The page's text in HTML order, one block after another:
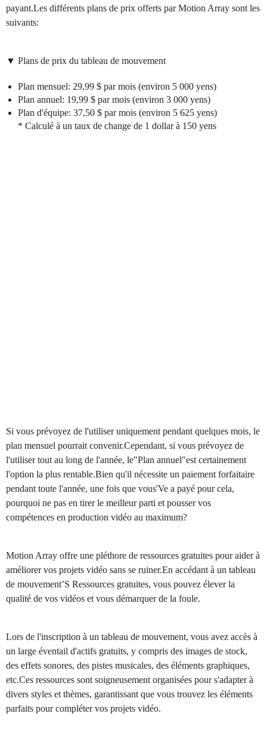
payant.Les différents plans de prix offerts par Motion Array sont les
suivants:
▼ Plans de prix du tableau de mouvement
Plan mensuel: 29,99 $ par mois (environ 5 000 yens)
Plan annuel: 19,99 $ par mois (environ 3 000 yens)
Plan d'équipe: 37,50 $ par mois (environ 5 625 yens)
* Calculé à un taux de change de 1 dollar à 150 yens
Si vous prévoyez de l'utiliser uniquement pendant quelques mois, le
plan mensuel pourrait convenir.Cependant, si vous prévoyez de
l'utiliser tout au long de l'année, le"Plan annuel"est certainement
l'option la plus rentable.Bien qu'il nécessite un paiement forfaitaire
pendant toute l'année, une fois que vous'Ve a payé pour cela,
pourquoi ne pas en tirer le meilleur parti et pousser vos
compétences en production vidéo au maximum?
Motion Array offre une pléthore de ressources gratuites pour aider à
améliorer vos projets vidéo sans se ruiner.En accédant à un tableau
de mouvement’S Ressources gratuites, vous pouvez élever la
qualité de vos vidéos et vous démarquer de la foule.
Lors de l'inscription à un tableau de mouvement, vous avez accès à
un large éventail d'actifs gratuits, y compris des images de stock,
des effets sonores, des pistes musicales, des éléments graphiques,
etc.Ces ressources sont soigneusement organisées pour s'adapter à
divers styles et thèmes, garantissant que vous trouvez les éléments
parfaits pour compléter vos projets vidéo.